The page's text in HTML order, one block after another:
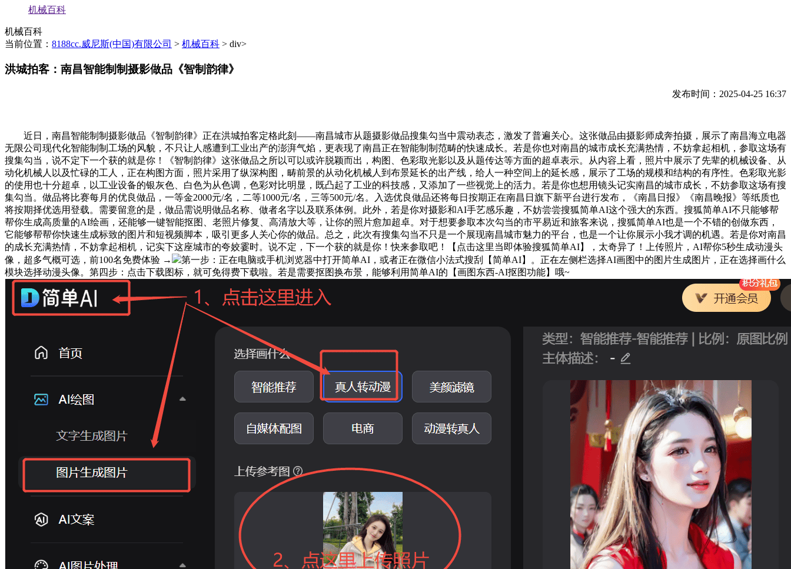
机械百科
机械百科
当前位置： 8188cc.威尼斯(中国)有限公司 > 机械百科 > div>
洪城拍客：南昌智能制制摄影做品《智制韵律》
发布时间：2025-04-25 16:37
近日，南昌智能制制摄影做品《智制韵律》正在洪城拍客定格此刻——南昌城市从题摄影做品搜集勾当中震动表态，激发了普遍关心。这张做品由摄影师成奔拍摄，展示了南昌海立电器
无限公司现代化智能制制工场的风貌，不只让人感遭到工业出产的澎湃气焰，更表现了南昌正在智能制制范畴的快速成长。若是你也对南昌的城市成长充满热情，不妨拿起相机，参取这场有
搜集勾当，说不定下一个获的就是你！《智制韵律》这张做品之所以可以或许脱颖而出，构图、色彩取光影以及从题传达等方面的超卓表示。从内容上看，照片中展示了先辈的机械设备、从
动化机械人以及忙碌的工人，正在构图方面，照片采用了纵深构图，畴前景的从动化机械人到布景延长的出产线，给人一种空间上的延长感，展示了工场的规模和结构的有序性。色彩取光影
的使用也十分超卓，以工业设备的银灰色、白色为从色调，色彩对比明显，既凸起了工业的科技感，又添加了一些视觉上的活力。若是你也想用镜头记实南昌的城市成长，不妨参取这场有搜
集勾当。做品将比赛每月的优良做品，一等金2000元/名，二等1000元/名，三等500元/名。入选优良做品还将每日按期正在南昌日旗下新平台进行发布，《南昌日报》《南昌晚报》等纸质也
将按期择优选用登载。需要留意的是，做品需说明做品名称、做者名字以及联系体例。此外，若是你对摄影和AI手艺感乐趣，不妨尝尝搜狐简单AI这个强大的东西。搜狐简单AI不只能够帮
帮你生成高质量的AI绘画，还能够一键智能抠图、老照片修复、高清放大等，让你的照片愈加超卓。对于想要参取本次勾当的市平易近和旅客来说，搜狐简单AI也是一个不错的创做东西，
它能够帮帮你快速生成标致的图片和短视频脚本，吸引更多人关心你的做品。总之，此次有搜集勾当不只是一个展现南昌城市魅力的平台，也是一个让你展示小我才调的机遇。若是你对南昌
的成长充满热情，不妨拿起相机，记实下这座城市的夸姣霎时。说不定，下一个获的就是你！快来参取吧！【点击这里当即体验搜狐简单AI】，太奇异了！上传照片，AI帮你5秒生成动漫头
像，超多气概可选，前100名免费体验 →
第一步：正在电脑或手机浏览器中打开简单AI，或者正在微信小法式搜刮【简单AI】。正在左侧栏选择AI画图中的图片生成图片，正在选择画什么
模块选择动漫头像。第四步：点击下载图标，就可免得费下载啦。若是需要抠图换布景，能够利用简单AI的【画图东西-AI抠图功能】哦~